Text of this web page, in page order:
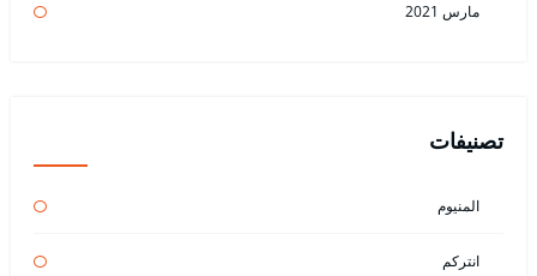
مارس 2021
تصنيفات
المنيوم
انتركم